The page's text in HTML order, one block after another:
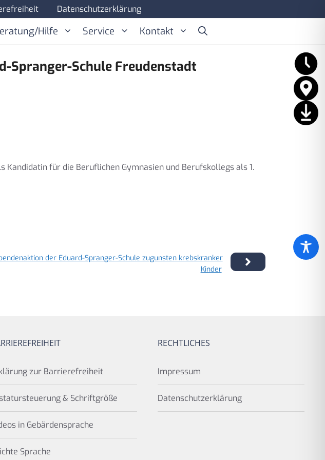
Datenschutzerklärung
Hilfe Service Kontakt
Spranger-Schule Freudenstadt
Kandidatin für die Beruflichen Gymnasien und Berufskollegs als 1.
der Eduard-Spranger-Schule zugunsten krebskranker
Kinder
zur Barrierefreiheit
& Schriftgröße
in Gebärdensprache
Sprache
RECHTLICHES
Impressum
Datenschutzerklärung